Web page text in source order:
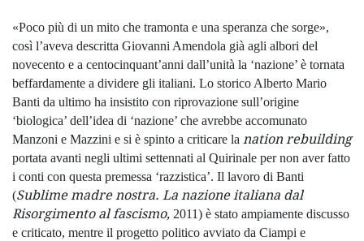
«Poco più di un mito che tramonta e una speranza che sorge»,
così l’aveva descritta Giovanni Amendola già agli albori del
novecento e a centocinquant’anni dall’unità la ‘nazione’ è tornata
beffardamente a dividere gli italiani. Lo storico Alberto Mario
Banti da ultimo ha insistito con riprovazione sull’origine
‘biologica’ dell’idea di ‘nazione’ che avrebbe accomunato
Manzoni e Mazzini e si è spinto a criticare la nation rebuilding
portata avanti negli ultimi settennati al Quirinale per non aver fatto
i conti con questa premessa ‘razzistica’. Il lavoro di Banti
(Sublime madre nostra. La nazione italiana dal
Risorgimento al fascismo, 2011) è stato ampiamente discusso
e criticato, mentre il progetto politico avviato da Ciampi e